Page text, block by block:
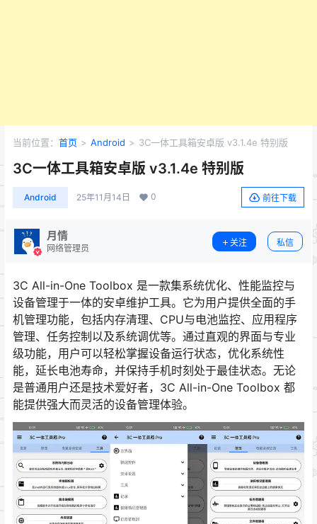
当前位置： 首页 > Android > 3C一体工具箱安卓版 v3.1.4e 特别版
3C一体工具箱安卓版 v3.1.4e 特别版
Android 25年11月14日 0 前往下载
月情
网络管理员
关注 私信
3C All-in-One Toolbox 是一款集系统优化、性能监控与
设备管理于一体的安卓维护工具。它为用户提供全面的手
机管理功能，包括内存清理、CPU与电池监控、应用程序
管理、任务控制以及系统调优等。通过直观的界面与专业
级功能，用户可以轻松掌握设备运行状态，优化系统性
能，延长电池寿命，并保持手机时刻处于最佳状态。无论
是普通用户还是技术爱好者，3C All-in-One Toolbox 都
能提供强大而灵活的设备管理体验。